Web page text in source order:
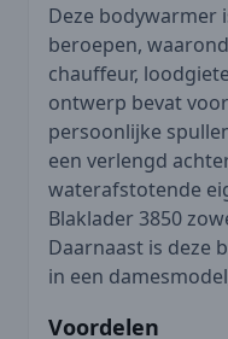
Deze bodywarmer
beroepen,
chauffeur,
ontwerp bevat
persoonlijke
een verlengd
waterafstotende
Blaklader 3850
Daarnaast is deze
in een
Voordelen